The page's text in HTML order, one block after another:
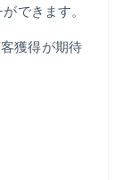
できます。
獲得が期待